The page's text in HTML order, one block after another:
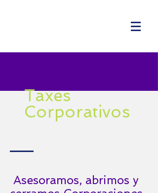
Taxes
Corporativos
Asesoramos, abrimos y